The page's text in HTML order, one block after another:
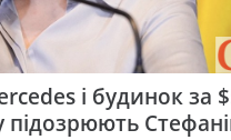
і будинок за
підозрюють